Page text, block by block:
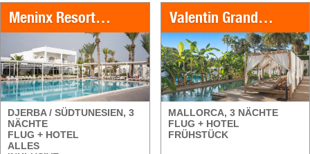
Meninx Resort & SPA
DJERBA / SÜDTUNESIEN, 3
NÄCHTE
FLUG + HOTEL
ALLES
Valentin Grand Park Suite Hotel
MALLORCA, 3 NÄCHTE
FLUG + HOTEL
FRÜHSTÜCK